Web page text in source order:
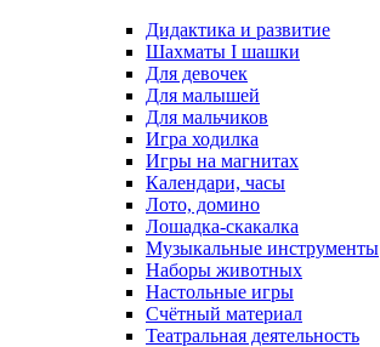
Дидактика и развитие
Шахматы I шашки
Для девочек
Для малышей
Для мальчиков
Игра ходилка
Игры на магнитах
Календари, часы
Лото, домино
Лошадка-скакалка
Музыкальные инструменты
Наборы животных
Настольные игры
Счётный материал
Театральная деятельность